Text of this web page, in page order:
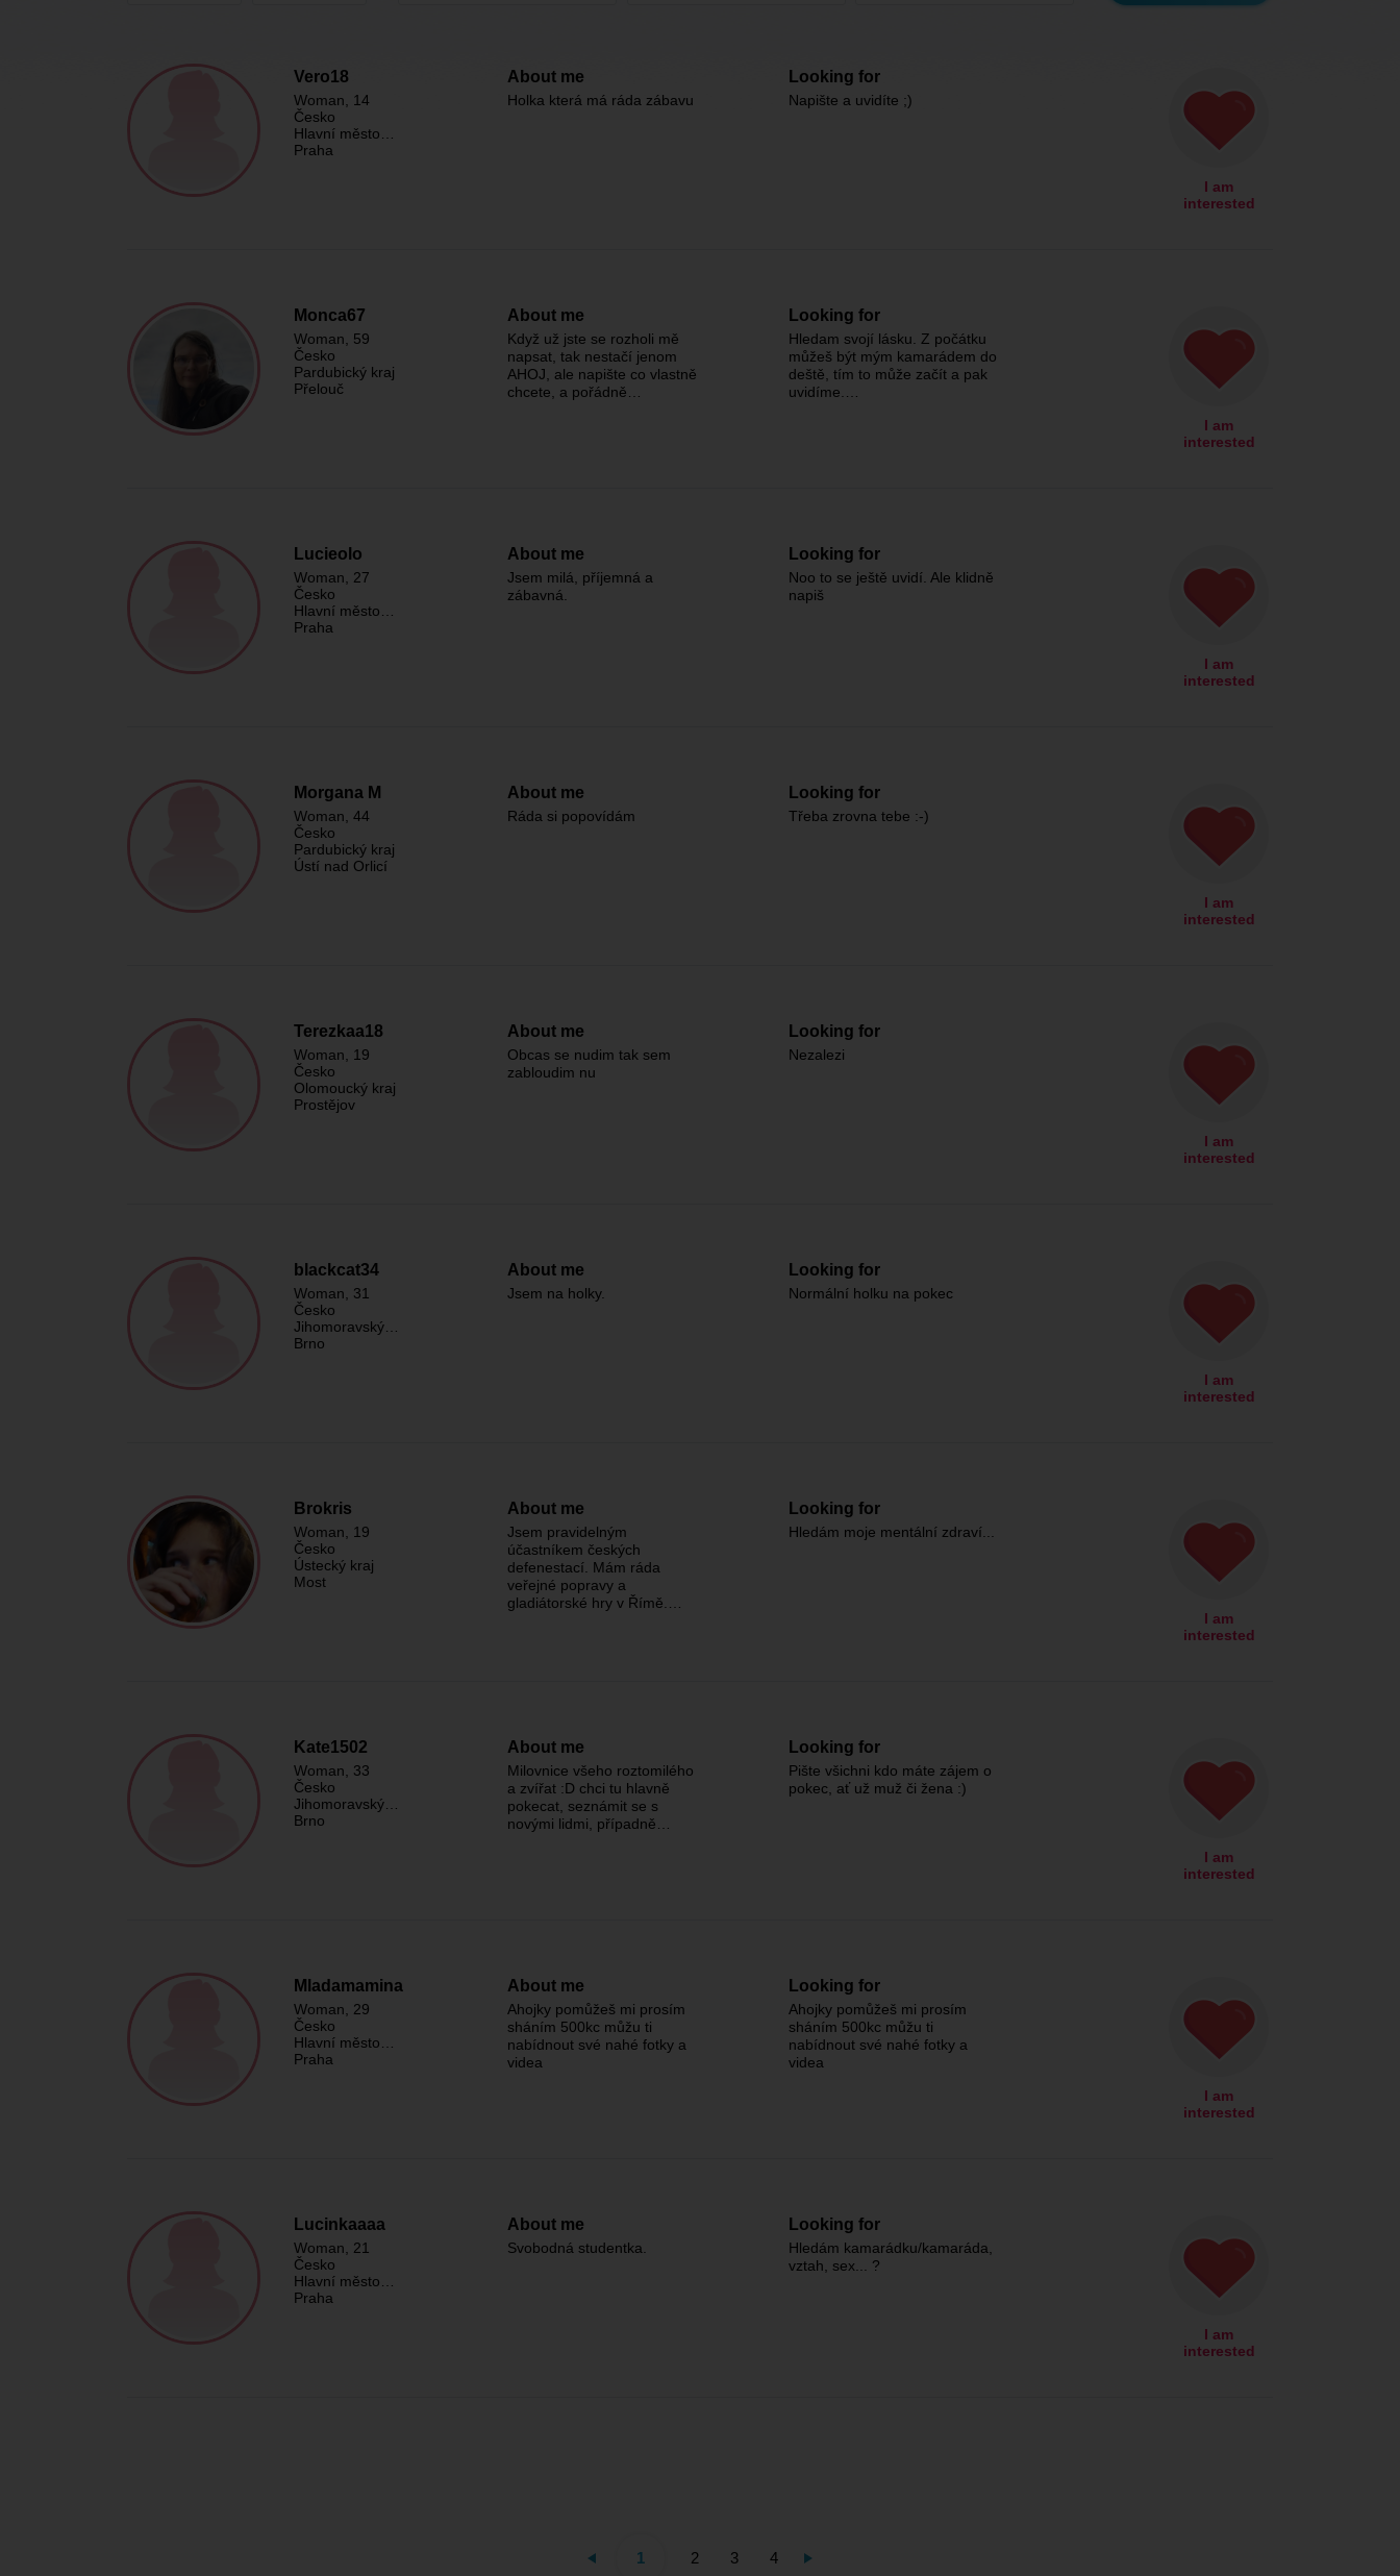
Vero18
Woman , 14
Česko
Hlavní město…
Praha
About me
Holka která má ráda zábavu
Looking for
Napište a uvidíte ;)
I am
interested
Monca67
Woman , 59
Česko
Pardubický kraj
Přelouč
About me
Když už jste se rozholi mě
napsat, tak nestačí jenom
AHOJ, ale napište co vlastně
chcete, a pořádně…
Looking for
Hledam svojí lásku. Z počátku
můžeš být mým kamarádem do
deště, tím to může začít a pak
uvidíme.…
I am
interested
Lucieolo
Woman , 27
Česko
Hlavní město…
Praha
About me
Jsem milá, příjemná a
zábavná.
Looking for
Noo to se ještě uvidí. Ale klidně
napiš
I am
interested
Morgana M
Woman , 44
Česko
Pardubický kraj
Ústí nad Orlicí
About me
Ráda si popovídám
Looking for
Třeba zrovna tebe :-)
I am
interested
Terezkaa18
Woman , 19
Česko
Olomoucký kraj
Prostějov
About me
Obcas se nudim tak sem
zabloudim nu
Looking for
Nezalezi
I am
interested
blackcat34
Woman , 31
Česko
Jihomoravský…
Brno
About me
Jsem na holky.
Looking for
Normální holku na pokec
I am
interested
Brokris
Woman , 19
Česko
Ústecký kraj
Most
About me
Jsem pravidelným
účastníkem českých
defenestací. Mám ráda
veřejné popravy a
gladiátorské hry v Římě.…
Looking for
Hledám moje mentální zdraví...
I am
interested
Kate1502
Woman , 33
Česko
Jihomoravský…
Brno
About me
Milovnice všeho roztomilého
a zvířat :D chci tu hlavně
pokecat, seznámit se s
novými lidmi, případně…
Looking for
Pište všichni kdo máte zájem o
pokec, ať už muž či žena :)
I am
interested
Mladamamina
Woman , 29
Česko
Hlavní město…
Praha
About me
Ahojky pomůžeš mi prosím
sháním 500kc můžu ti
nabídnout své nahé fotky a
videa
Looking for
Ahojky pomůžeš mi prosím
sháním 500kc můžu ti
nabídnout své nahé fotky a
videa
I am
interested
Lucinkaaaa
Woman , 21
Česko
Hlavní město…
Praha
About me
Svobodná studentka.
Looking for
Hledám kamarádku/kamaráda,
vztah, sex... ?
I am
interested
1 2 3 4